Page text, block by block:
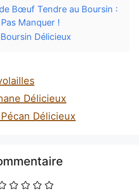
Bœuf Tendre au Boursin :
Manquer !
Délicieux
Délicieux
Délicieux